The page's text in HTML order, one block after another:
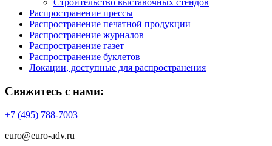
Строительство выставочных стендов
Распространение прессы
Распространение печатной продукции
Распространение журналов
Распространение газет
Распространение буклетов
Локации, доступные для распространения
Свяжитесь с нами:
+7 (495) 788-7003
euro@euro-adv.ru